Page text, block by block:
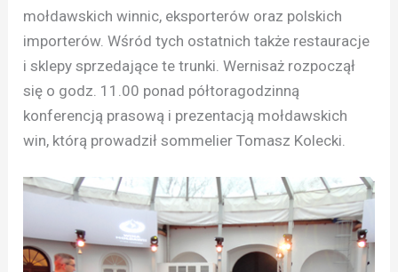
mołdawskich winnic, eksporterów oraz polskich
importerów. Wśród tych ostatnich także restauracje
i sklepy sprzedające te trunki. Wernisaż rozpoczął
się o godz. 11.00 ponad półtoragodzinną
konferencją prasową i prezentacją mołdawskich
win, którą prowadził sommelier Tomasz Kolecki.